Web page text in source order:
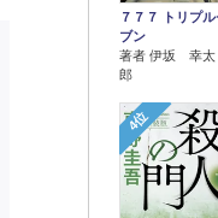
７７７ トリプ
ブン
著者 伊坂 幸太
郎
4位